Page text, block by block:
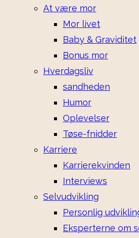
At være mor
Mor livet
Baby & Graviditet
Bonus mor
Hverdagsliv
sandheden
Humor
Oplevelser
Tøse-fnidder
Karriere
Karrierekvinden
Interviews
Selvudvikling
Personlig
Eksperterne om